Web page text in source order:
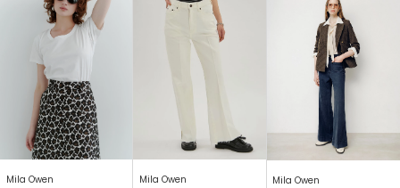
Mila Owen Mila Owen Mila Owen